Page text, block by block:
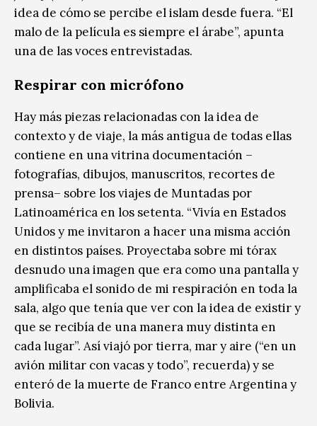
idea de cómo se percibe el islam desde fuera. “El
malo de la película es siempre el árabe”, apunta
una de las voces entrevistadas.
Respirar con micrófono
Hay más piezas relacionadas con la idea de
contexto y de viaje, la más antigua de todas ellas
contiene en una vitrina documentación –
fotografías, dibujos, manuscritos, recortes de
prensa– sobre los viajes de Muntadas por
Latinoamérica en los setenta. “Vivía en Estados
Unidos y me invitaron a hacer una misma acción
en distintos países. Proyectaba sobre mi tórax
desnudo una imagen que era como una pantalla y
amplificaba el sonido de mi respiración en toda la
sala, algo que tenía que ver con la idea de existir y
que se recibía de una manera muy distinta en
cada lugar”. Así viajó por tierra, mar y aire (“en un
avión militar con vacas y todo”, recuerda) y se
enteró de la muerte de Franco entre Argentina y
Bolivia.